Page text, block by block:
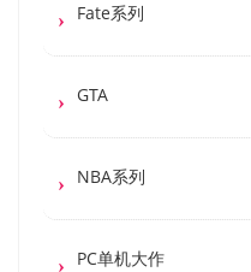
Fate系列
GTA
NBA系列
PC单机大作